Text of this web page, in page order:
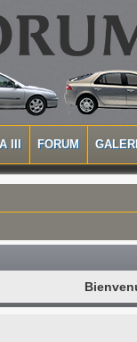
III FORUM